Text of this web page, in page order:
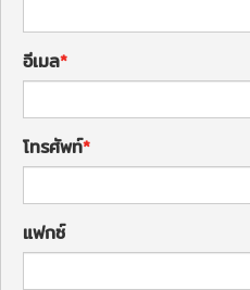
อีเมล
โทรศัพท์
แฟกซ์